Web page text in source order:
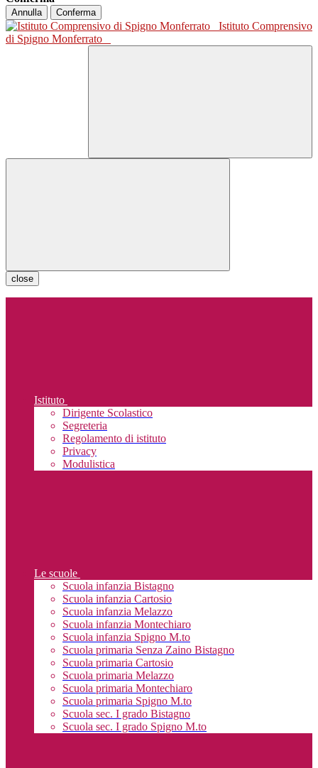
Annulla Conferma
Istituto Comprensivo
di Spigno Monferrato
close
Istituto
Dirigente Scolastico
Segreteria
Regolamento di istituto
Privacy
Modulistica
Le scuole
Scuola infanzia Bistagno
Scuola infanzia Cartosio
Scuola infanzia Melazzo
Scuola infanzia Montechiaro
Scuola infanzia Spigno M.to
Scuola primaria Senza Zaino Bistagno
Scuola primaria Cartosio
Scuola primaria Melazzo
Scuola primaria Montechiaro
Scuola primaria Spigno M.to
Scuola sec. I grado Bistagno
Scuola sec. I grado Spigno M.to